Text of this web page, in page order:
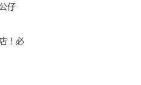
仔
！必